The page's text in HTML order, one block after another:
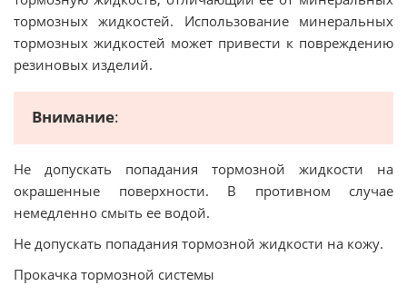
тормозных жидкостей. Использование минеральных
тормозных жидкостей может привести к повреждению
резиновых изделий.
Внимание:
Не допускать попадания тормозной жидкости на
окрашенные поверхности. В противном случае
немедленно смыть ее водой.
Не допускать попадания тормозной жидкости на кожу.
Прокачка тормозной системы